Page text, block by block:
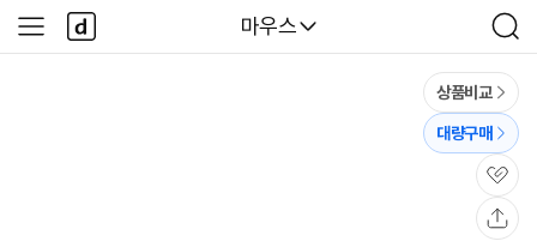
다나와
마우스
검
색
사
이
다
나
와
상품비교
대량구매
관
심